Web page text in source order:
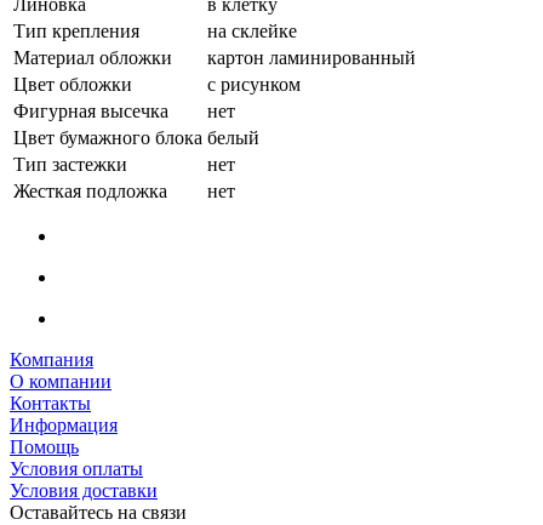
Линовка
в клетку
Тип крепления
на склейке
Материал обложки
картон ламинированный
Цвет обложки
с рисунком
Фигурная высечка
нет
Цвет бумажного блока белый
Тип застежки
нет
Жесткая подложка
нет
Компания
О компании
Контакты
Информация
Помощь
Условия оплаты
Условия доставки
Оставайтесь на связи